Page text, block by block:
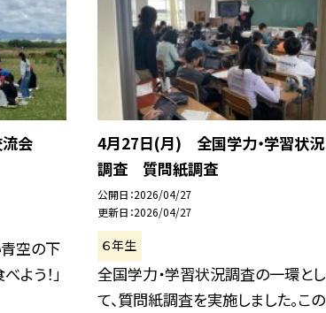
会
空の下
よう！」
4月27日(月) 全国学力・学習状況
調査 質問紙調査
公開日 2026/04/27
更新日 2026/04/27
６年生
全国学力・学習状況調査の一環とし
て、質問紙調査を実施しました。この